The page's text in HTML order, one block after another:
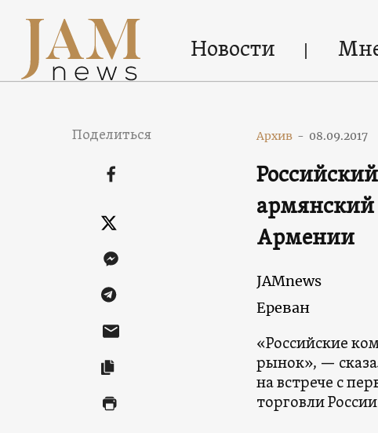
Новости
Поделиться Архив - 08.09.2017
армянский
Армении
JAMnews
Ереван
«Российские
рынок», —
на встрече с
торговли